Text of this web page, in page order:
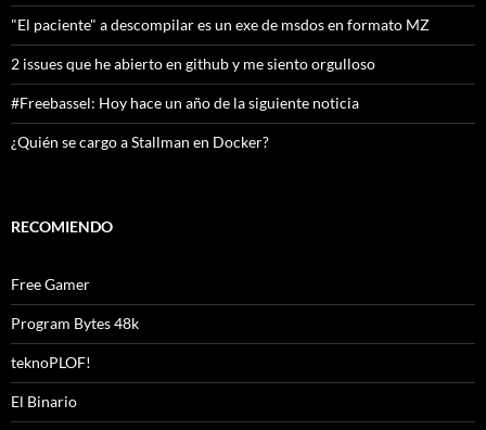
"El paciente" a descompilar es un exe de msdos en formato MZ
2 issues que he abierto en github y me siento orgulloso
#Freebassel: Hoy hace un año de la siguiente noticia
¿Quién se cargo a Stallman en Docker?
RECOMIENDO
Free Gamer
Program Bytes 48k
teknoPLOF!
El Binario